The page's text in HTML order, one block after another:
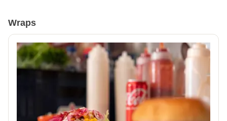
Wraps